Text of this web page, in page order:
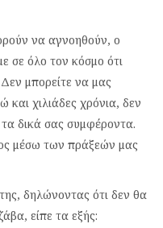
να αγνοηθούν, ο
σε όλο τον κόσμο ότι
Δεν μπορείτε να μας
χιλιάδες χρόνια, δεν
δικά σας συμφέροντα.
μέσω των πράξεών μας
δηλώνοντας ότι δεν θα
είπε τα εξής: